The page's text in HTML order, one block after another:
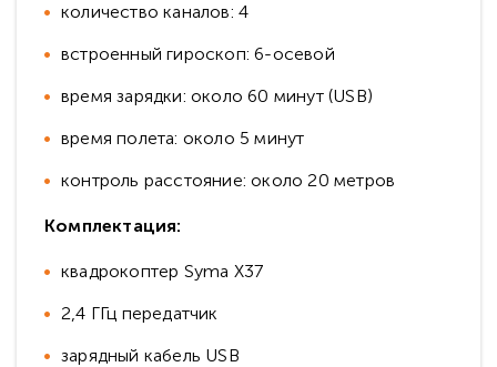
количество каналов: 4
встроенный гироскоп: 6-осевой
время зарядки: около 60 минут (USB)
время полета: около 5 минут
контроль расстояние: около 20 метров
Комплектация:
квадрокоптер Syma X37
2,4 ГГц передатчик
зарядный кабель USB